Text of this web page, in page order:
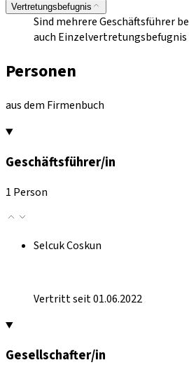
Vertretungsbefugnis
Sind mehrere Geschäftsführer
auch
Personen
aus dem Firmenbuch
Geschäftsführer/in
1 Person
Selcuk Coskun
Vertritt seit 01.06.2022
Gesellschafter/in